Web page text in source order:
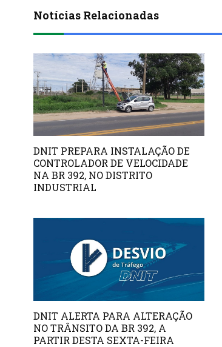
Notícias Relacionadas
DNIT PREPARA INSTALAÇÃO DE
CONTROLADOR DE VELOCIDADE
NA BR 392, NO DISTRITO
INDUSTRIAL
DNIT ALERTA PARA ALTERAÇÃO
NO TRÂNSITO DA BR 392, A
PARTIR DESTA SEXTA-FEIRA